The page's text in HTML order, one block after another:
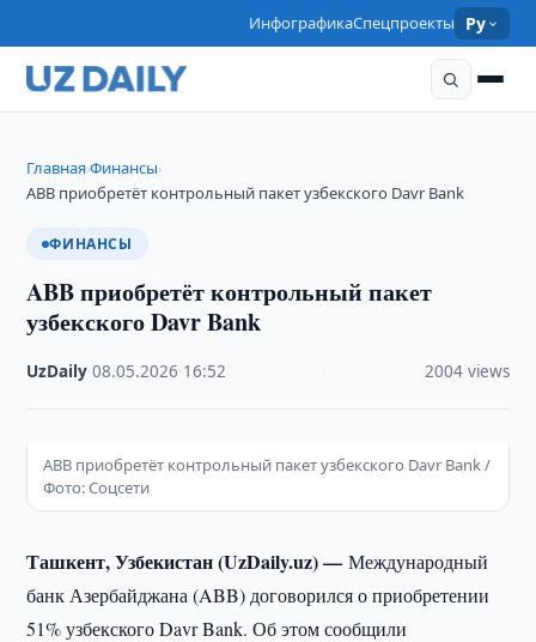
ИнфографикаСпецпроекты Ру
Главная›Финансы›
ABB приобретёт контрольный пакет узбекского Davr Bank
ФИНАНСЫ
ABB приобретёт контрольный пакет
узбекского Davr Bank
UzDaily ·08.05.2026 16:52 2004 views
ABB приобретёт контрольный пакет узбекского Davr Bank /
Фото: Соцсети
Ташкент, Узбекистан (UzDaily.uz) —Международный
банк Азербайджана (ABB) договорился о приобретении
51% узбекского Davr Bank. Об этом сообщили